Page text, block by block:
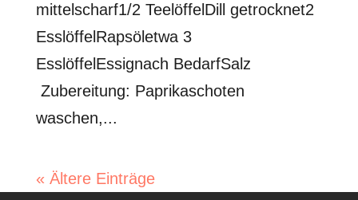
mittelscharf1/2 TeelöffelDill getrocknet2
EsslöffelRapsöletwa 3
EsslöffelEssignach BedarfSalz
Zubereitung: Paprikaschoten
waschen,...
« Ältere Einträge